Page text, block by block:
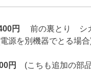
円
前の裏とり シ
源を別機器でとる場
円
(こちも追加の部